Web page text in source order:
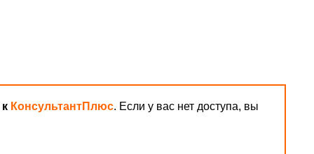
КонсультантПлюс. Если у вас нет доступа, вы